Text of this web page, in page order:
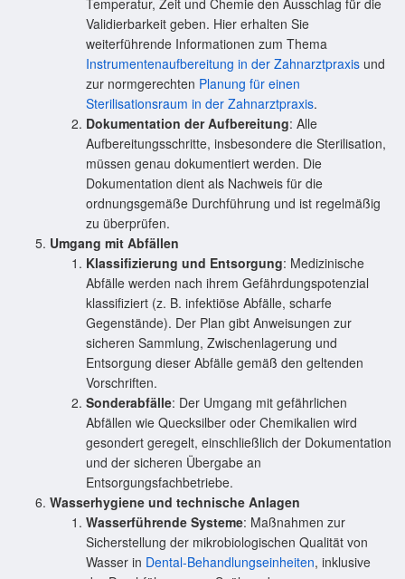
Validierbarkeit geben. Hier erhalten Sie
weiterführende Informationen zum Thema
Instrumentenaufbereitung in der Zahnarztpraxis und
zur normgerechten Planung für einen
Sterilisationsraum in der Zahnarztpraxis.
Dokumentation der Aufbereitung: Alle
Aufbereitungsschritte, insbesondere die Sterilisation,
müssen genau dokumentiert werden. Die
Dokumentation dient als Nachweis für die
ordnungsgemäße Durchführung und ist regelmäßig
zu überprüfen.
Umgang mit Abfällen
Klassifizierung und Entsorgung: Medizinische
Abfälle werden nach ihrem Gefährdungspotenzial
klassifiziert (z. B. infektiöse Abfälle, scharfe
Gegenstände). Der Plan gibt Anweisungen zur
sicheren Sammlung, Zwischenlagerung und
Entsorgung dieser Abfälle gemäß den geltenden
Vorschriften.
Sonderabfälle: Der Umgang mit gefährlichen
Abfällen wie Quecksilber oder Chemikalien wird
gesondert geregelt, einschließlich der Dokumentation
und der sicheren Übergabe an
Entsorgungsfachbetriebe.
Wasserhygiene und technische Anlagen
Wasserführende Systeme: Maßnahmen zur
Sicherstellung der mikrobiologischen Qualität von
Wasser in Dental-Behandlungseinheiten, inklusive